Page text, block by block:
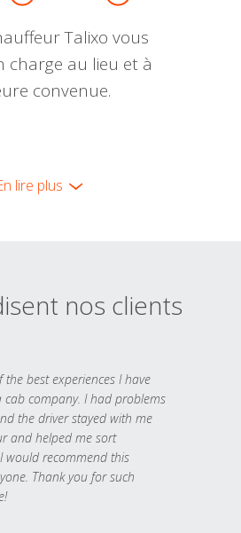
Talixo vous
charge au lieu et à
convenue.
lire plus
nos clients
the best experiences I have
cab company. I had problems
the driver stayed with me
and helped me sort
would recommend this
Thank you for such